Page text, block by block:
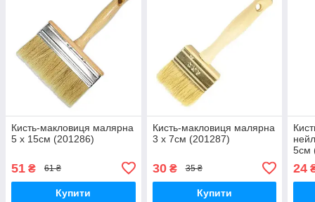
Кисть-макловиця малярна
5 х 15см (201286)
51 ₴ 61 ₴
Купити
Кисть-макловиця малярна
3 х 7см (201287)
30₴ 35 ₴
Купити
5см
24